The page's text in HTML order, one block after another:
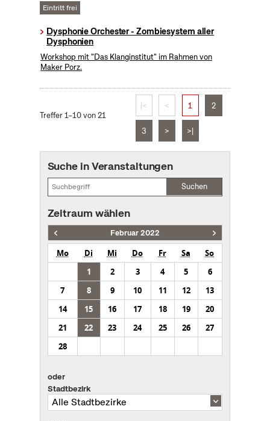
Eintritt frei
Dysphonie Orchester - Zombiesystem aller
Dysphonien
Workshop mit "Das Klanginstitut" im Rahmen von
Maker Porz.
Treffer 1–10 von 21
|< < 1 2
3 > >|
Suche in Veranstaltungen
Suchen
Zeitraum wählen
Februar 2022
Mo Di Mi Do Fr Sa
So
1
2 3 4 5
6
7
8 9 10 11 12
13
14
15 16 17 18 19
20
21
22 23 24 25 26
27
28
oder
Stadtbezirk